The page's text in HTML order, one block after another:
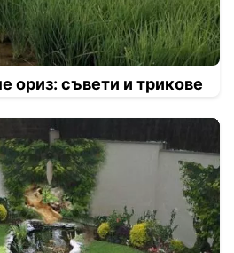
ориз: съвети и трикове